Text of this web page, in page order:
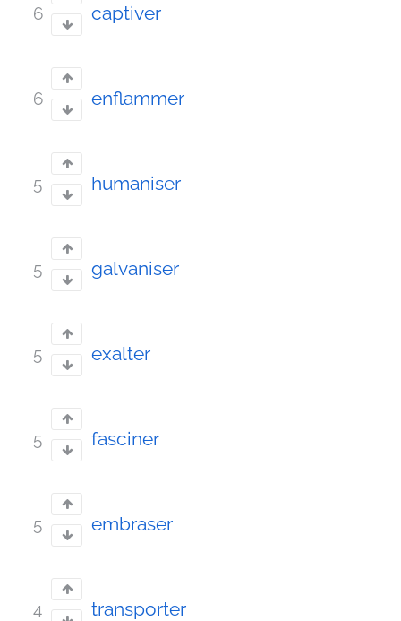
6 captiver
6 enflammer
5 humaniser
5 galvaniser
5 exalter
5 fasciner
5 embraser
4 transporter